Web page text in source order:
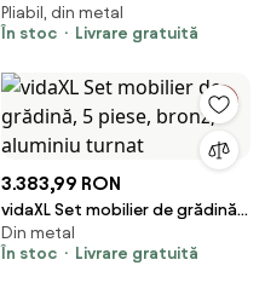
mozaic, albastru și alb, fier și
ceramică
Pliabil, din metal
În stoc
Livrare gratuită
3.383,99 RON
vidaXL Set mobilier de grădină,
5 piese, bronz, aluminiu turnat
Din metal
În stoc
Livrare gratuită